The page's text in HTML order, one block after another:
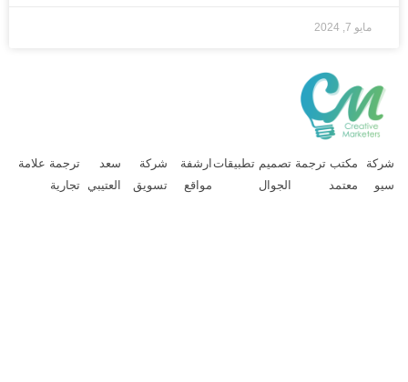
مايو 7, 2024
مكتب ترجمة
معتمد
تصميم تطبيقات
الجوال
ارشفة
مواقع
شركة
تسويق
سعد
العتيبي
ترجمة علامة
تجارية